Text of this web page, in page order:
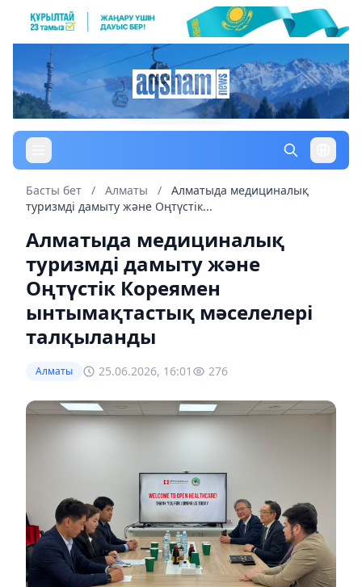
Басты бет / Алматы /
Алматыда медициналық
туризмді дамыту және Оңтүстік...
Алматыда медициналық
туризмді дамыту және
Оңтүстік Кореямен
ынтымақтастық мәселелері
талқыланды
Алматы 25.06.2026, 16:01 276